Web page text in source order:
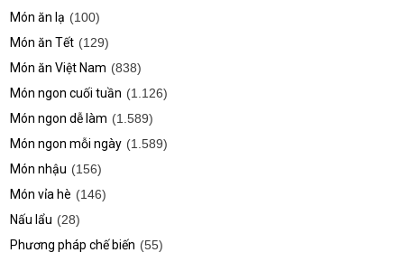
Món ăn lạ (100)
Món ăn Tết (129)
Món ăn Việt Nam (838)
Món ngon cuối tuần (1.126)
Món ngon dễ làm (1.589)
Món ngon mỗi ngày (1.589)
Món nhậu (156)
Món vỉa hè (146)
Nấu lẩu (28)
Phương pháp chế biến (55)